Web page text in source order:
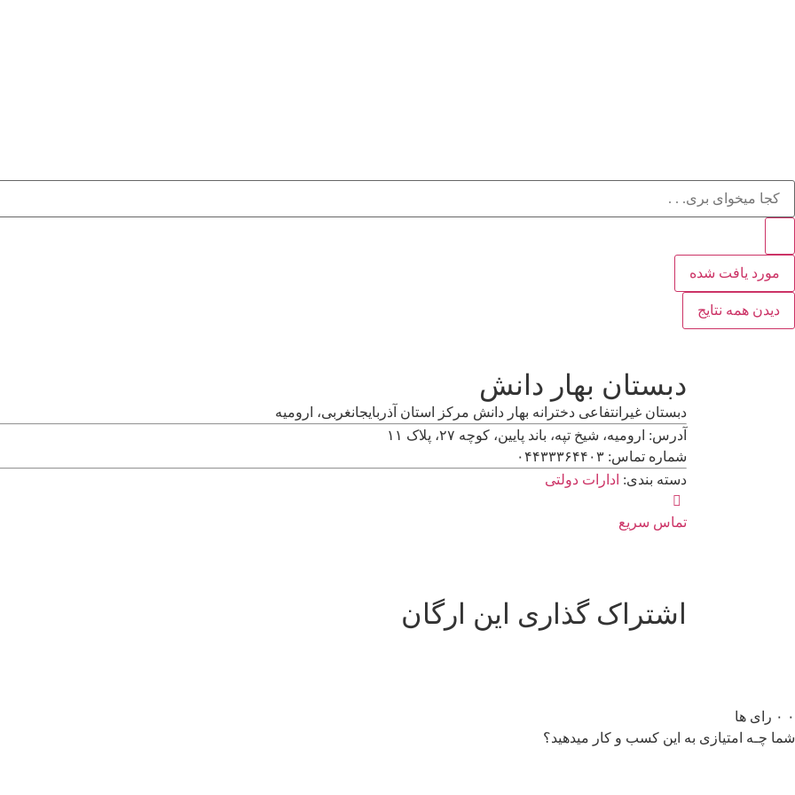
مورد یافت شده
دیدن همه نتایج
دبستان بهار دانش
دبستان غیرانتفاعی دخترانه بهار دانش مرکز استان آذربایجانغربی، ارومیه
آدرس: ارومیه، شیخ تپه، باند پایین، کوچه ۲۷، پلاک ۱۱
شماره تماس: ۰۴۴۳۳۳۶۴۴۰۳
دسته بندی: ادارات دولتی
تماس سریع
اشتراک گذاری این ارگان
۰ ۰ رای ها
شما چـه امتیازی به این کسب و کار میدهید؟